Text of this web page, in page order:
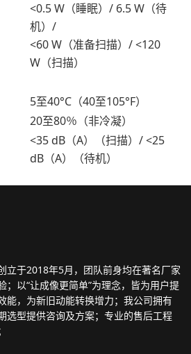
<0.5 W（睡眠）/ 6.5 W（待
机）/
<60 W（准备扫描）/ <120
W（扫描）
5至40°C（40至105°F）
20至80％（非冷凝）
<35 dB（A）（扫描）/ <25
dB（A）（待机）
立于2018年5月，团队前身均在著名厂家
；以“让成像更简单”为理念，皆为用户提
能，为新旧动能转换增力；我公司拥有
选型提供咨询及方案；专业的售后工程